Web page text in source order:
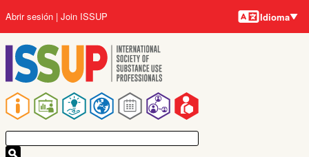
al
contenido
principal
Main
navigation
User
account
menu
Abrir sesión Join ISSUP Idiomas
Idioma